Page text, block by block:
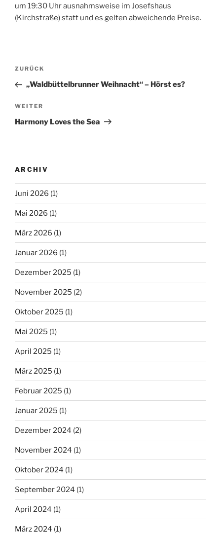
um 19:30 Uhr ausnahmsweise im Josefshaus
(Kirchstraße) statt und es gelten abweichende Preise.
Beitragsnavigation
Vorheriger
Beitrag
ZURÜCK
„Waldbüttelbrunner Weihnacht“ – Hörst es?
Nächster
Beitrag
WEITER
Harmony Loves the Sea
ARCHIV
Juni 2026 (1)
Mai 2026 (1)
März 2026 (1)
Januar 2026 (1)
Dezember 2025 (1)
November 2025 (2)
Oktober 2025 (1)
Mai 2025 (1)
April 2025 (1)
März 2025 (1)
Februar 2025 (1)
Januar 2025 (1)
Dezember 2024 (2)
November 2024 (1)
Oktober 2024 (1)
September 2024 (1)
April 2024 (1)
März 2024 (1)